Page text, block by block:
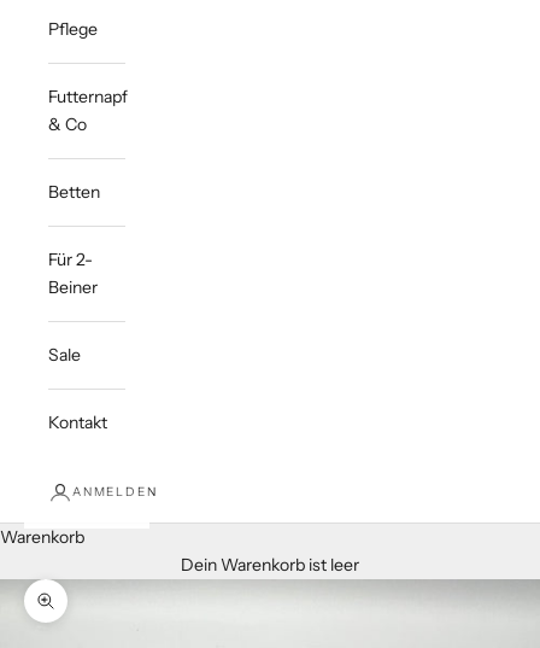
Pflege
Futternapf
& Co
Betten
Für 2-
Beiner
Sale
Kontakt
ANMELDEN
Warenkorb
Dein Warenkorb ist leer
Bild vergrößern